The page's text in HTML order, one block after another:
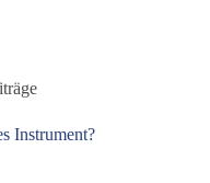
Instrument?